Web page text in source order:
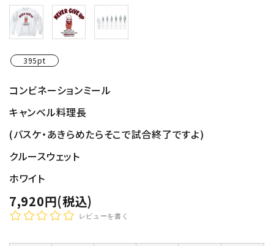
395pt
コンビネーションミール
キャンベル料理長
(バスケ・あきらめたらそこで試合終了ですよ)
クルースウェット
ホワイト
7,920円(税込)
レビューを書く